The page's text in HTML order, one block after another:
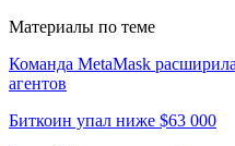
Материалы по теме
Команда MetaMask
агентов
Биткоин упал ниже $63 000